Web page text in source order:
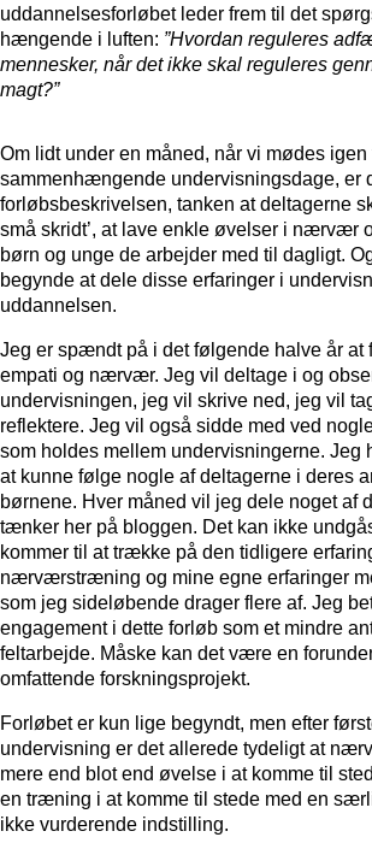
uddannelsesforløbet leder frem til det
hængende i luften: ”Hvordan reguleres
mennesker, når det ikke skal reguleres
magt?”
Om lidt under en måned, når vi mødes igen
sammenhængende undervisningsdage, er
forløbsbeskrivelsen, tanken at deltagerne
små skridt’, at lave enkle øvelser i nærvær
børn og unge de arbejder med til dagligt.
begynde at dele disse erfaringer i
uddannelsen.
Jeg er spændt på i det følgende halve år at
empati og nærvær. Jeg vil deltage i og
undervisningen, jeg vil skrive ned, jeg vil
reflektere. Jeg vil også sidde med ved
som holdes mellem undervisningerne. Jeg
at kunne følge nogle af deltagerne i deres
børnene. Hver måned vil jeg dele noget af
tænker her på bloggen. Det kan ikke
kommer til at trække på den tidligere
nærværstræning og mine egne erfaringer
som jeg sideløbende drager flere af. Jeg
engagement i dette forløb som et mindre
feltarbejde. Måske kan det være en
omfattende forskningsprojekt.
Forløbet er kun lige begyndt, men efter
undervisning er det allerede tydeligt at
mere end blot end øvelse i at komme til
en træning i at komme til stede med en
ikke vurderende indstilling.